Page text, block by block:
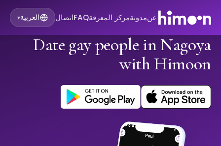
عنمدونةمركز المعرفةFAQاتصال العربية▾
Date gay people in Nagoya
with Himoon